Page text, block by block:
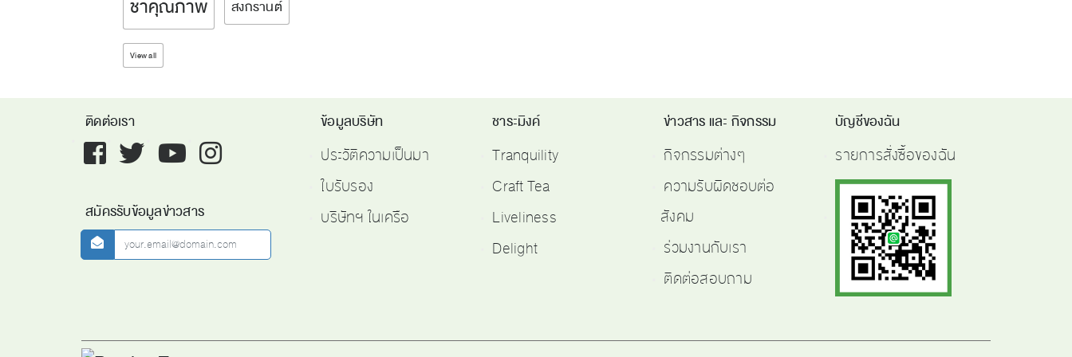
ชาคุณภาพ สงกรานต์
View all
ติดต่อเรา
Facebook twitter youtube instagram
สมัครรับข้อมูลข่าวสาร
newsletter
ข้อมูลบริษัท
ประวัติความเป็นมา
ใบรับรอง
บริษัทฯ ในเครือ
ชาระมิงค์
Tranquility
Craft Tea
Liveliness
Delight
ข่าวสาร และ กิจกรรม
กิจกรรมต่างๆ
ความรับผิดชอบต่อ
สังคม
ร่วมงานกับเรา
ติดต่อสอบถาม
บัญชีของฉัน
รายการสั่งซื้อของฉัน